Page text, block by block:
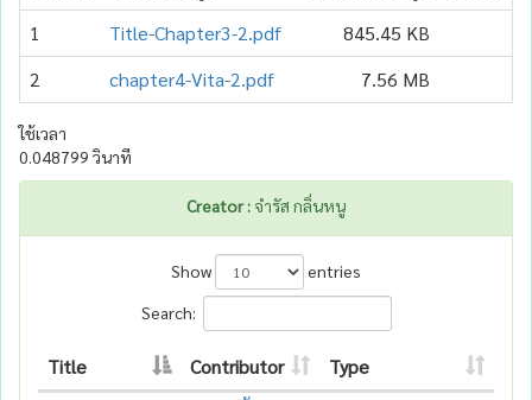
1
Title-Chapter3-2.pdf 845.45 KB
2
chapter4-Vita-2.pdf 7.56 MB
ใช้เวลา
0.048799 วินาที
Creator : จำรัส กลิ่นหนู
Show
entries
Search:
Title Contributor
Type